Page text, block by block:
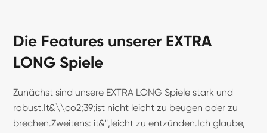
Die Features unserer EXTRA
LONG Spiele
Zunächst sind unsere EXTRA LONG Spiele stark und
robust.It&\\co2;39;ist nicht leicht zu beugen oder zu
brechen.Zweitens: it&",leicht zu entzünden.Ich glaube,